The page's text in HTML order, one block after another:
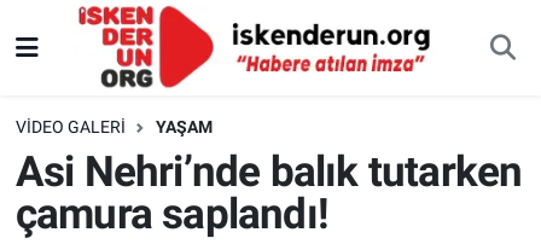
VIDEO GALERI YAŞAM
Asi Nehri’nde balık tutarken
çamura saplandı!